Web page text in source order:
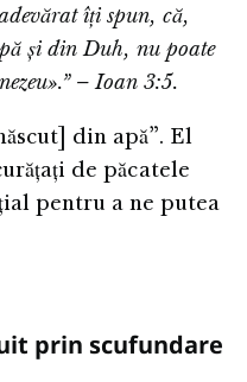
îți spun, că,
și din Duh, nu poate
– Ioan 3:5.
din apă”. El
de păcatele
pentru a ne putea
prin scufundare